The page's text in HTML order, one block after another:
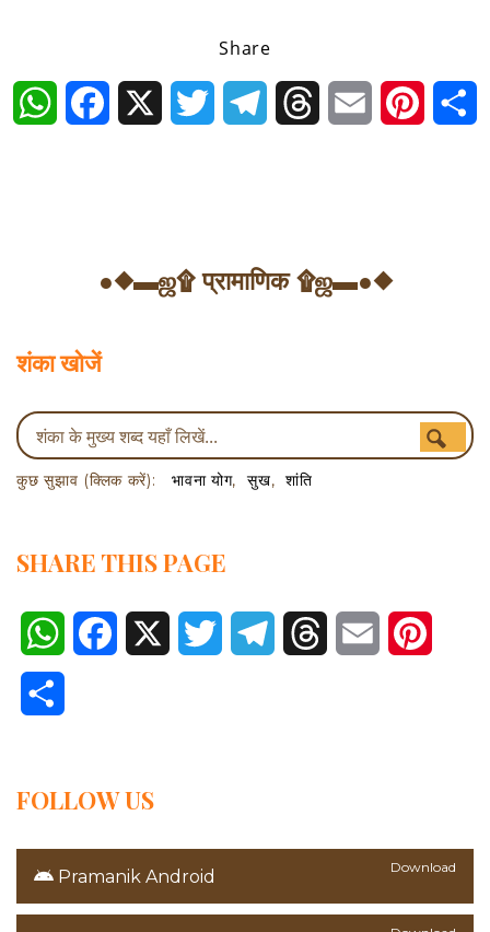
Share
WhatsAppFacebook Twitter TelegramThreadsEmail
●◆▬ஜ۩ प्रामाणिक ۩ஜ▬●◆
शंका खोजें
कुछ सुझाव (क्लिक करें): भावना योग सुख शांति
SHARE THIS PAGE
WhatsAppFacebook Twitter TelegramThreadsEmail
FOLLOW US
Pramanik Android Download